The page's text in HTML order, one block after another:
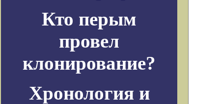
Кто перым
провел
клонирование?
Хронология и